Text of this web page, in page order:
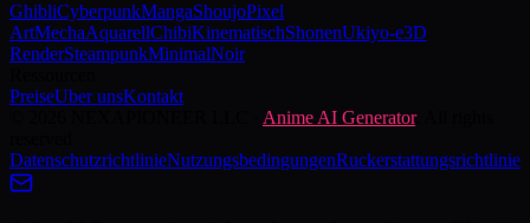
GhibliCyberpunkMangaShoujoPixel
ArtMechaAquarellChibiKinematischShonenUkiyo-e3D
RenderSteampunkMinimalNoir
PreiseUber unsKontakt
Anime AI Generator. All rights
DatenschutzrichtlinieNutzungsbedingungenRuckerstattungsrichtlinie